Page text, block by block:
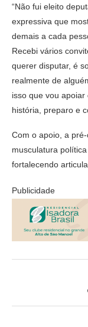
“Não fui eleito
expressiva que
demais a cada
Recebi vários
querer disputar, é
realmente de
isso que vou
história, preparo e
Com o apoio, a
musculatura
fortalecendo
Publicidade